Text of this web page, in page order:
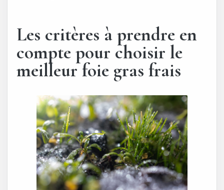
Les critères à prendre en
compte pour choisir le
meilleur foie gras frais